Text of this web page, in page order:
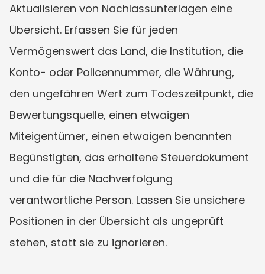
Aktualisieren von Nachlassunterlagen eine
Übersicht. Erfassen Sie für jeden
Vermögenswert das Land, die Institution, die
Konto- oder Policennummer, die Währung,
den ungefähren Wert zum Todeszeitpunkt, die
Bewertungsquelle, einen etwaigen
Miteigentümer, einen etwaigen benannten
Begünstigten, das erhaltene Steuerdokument
und die für die Nachverfolgung
verantwortliche Person. Lassen Sie unsichere
Positionen in der Übersicht als ungeprüft
stehen, statt sie zu ignorieren.